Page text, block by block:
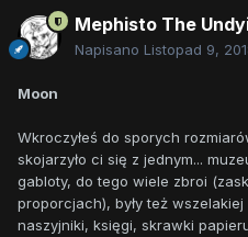
Mephisto The
Napisano Listopad 9,
Moon
Wkroczyłeś do sporych
skojarzyło ci się z jednym...
gabloty, do tego wiele zbroi
proporcjach), były też
naszyjniki, księgi, skrawki